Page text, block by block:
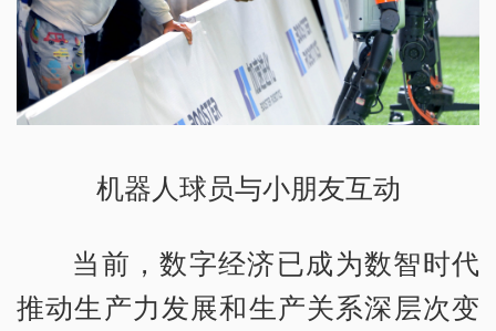
机器人球员与小朋友互动
当前，数字经济已成为数智时代
推动生产力发展和生产关系深层次变